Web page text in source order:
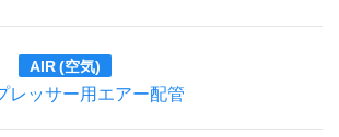
AIR (空気)
ッサー用エアー配管